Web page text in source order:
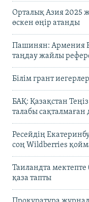
Орталық Азия 2025
өскен өңір атанды
Пашинян: Армения
таңдау жайлы
Білім грант
БАҚ: Қазақстан
талабы сақталмаған
Ресейдің
соң Wildberries
Таиландта мектепте
қаза тапты